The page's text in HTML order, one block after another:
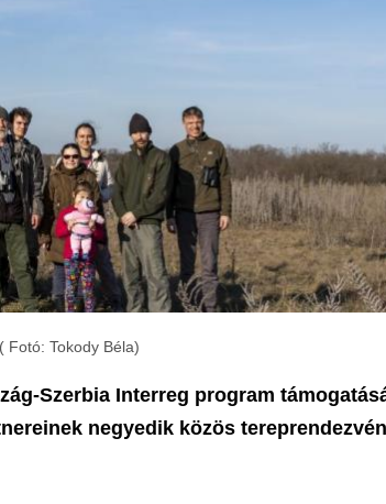
Fotó: Tokody Béla)
Szerbia Interreg program
negyedik közös